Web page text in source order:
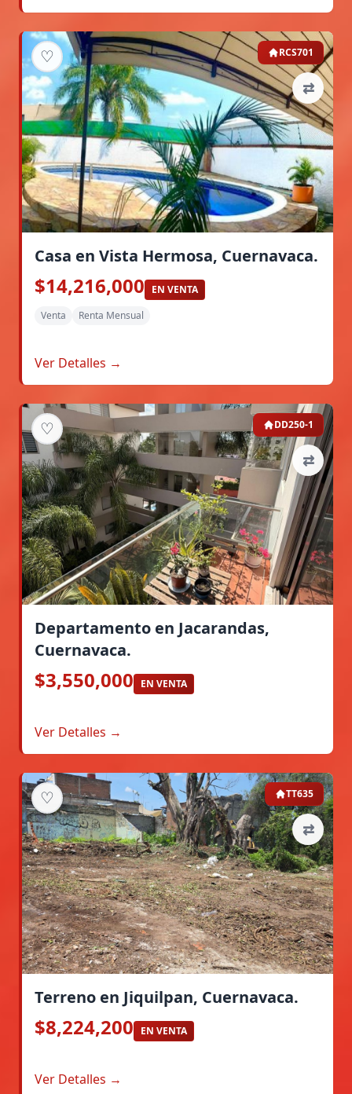
♡
⇄
RCS701
Casa en Vista Hermosa, Cuernavaca.
$14,216,000
EN VENTA
Venta
Renta Mensual
Ver Detalles →
♡
⇄
DD250-1
Departamento en Jacarandas,
Cuernavaca.
$3,550,000 EN VENTA
Ver Detalles →
♡
⇄
TT635
Terreno en Jiquilpan, Cuernavaca.
$8,224,200 EN VENTA
Ver Detalles →